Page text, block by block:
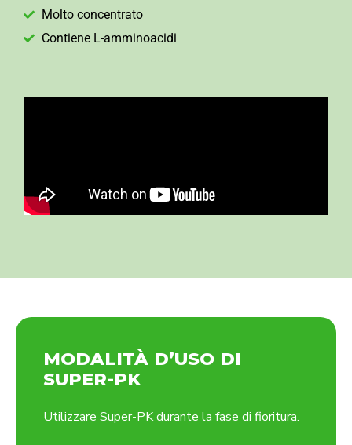
Molto concentrato
Contiene L-amminoacidi
MODALITÀ D’USO DI
SUPER-PK
Utilizzare Super-PK durante la fase di fioritura.